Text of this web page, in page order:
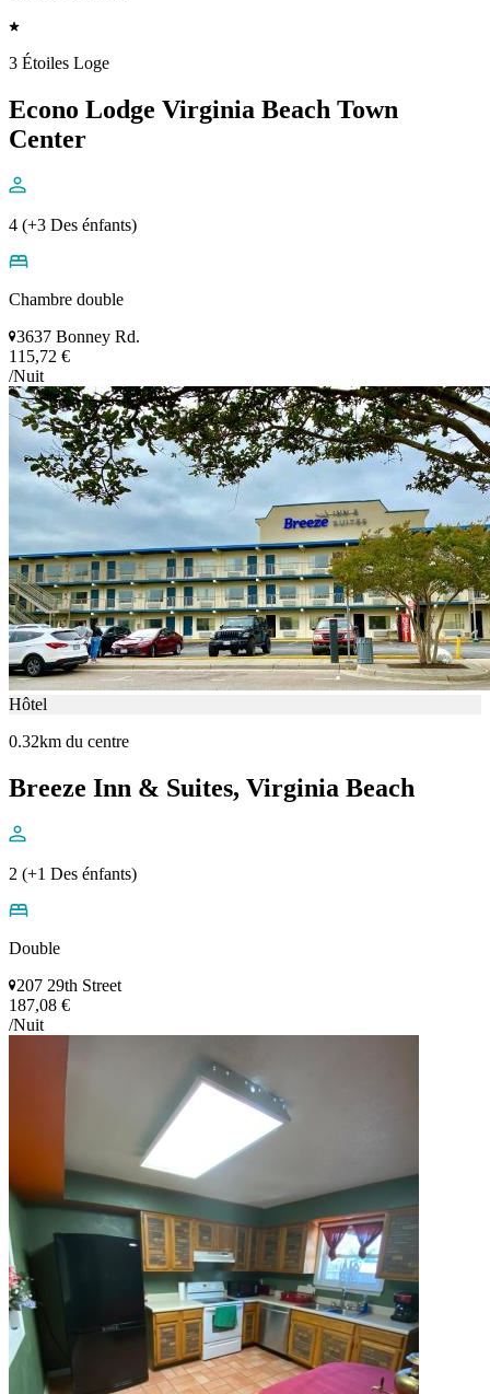
3 Étoiles Loge
Econo Lodge Virginia Beach Town
Center
4 (+3 Des énfants)
Chambre double
3637 Bonney Rd.
115,72 €
/Nuit
Hôtel
0.32km du centre
Breeze Inn & Suites, Virginia Beach
2 (+1 Des énfants)
Double
207 29th Street
187,08 €
/Nuit